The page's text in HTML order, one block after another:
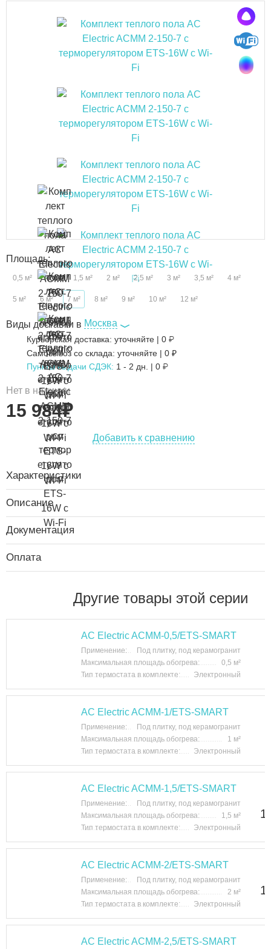
Площадь:
0,5 м² 1 м² 1,5 м² 2 м² 2,5 м² 3 м² 3,5 м² 4 м²
5 м² 6 м² 7 м² 8 м² 9 м² 10 м² 12 м²
Виды доставки в Москва
Курьерская доставка: уточняйте | 0 ₽
Самовывоз со склада: уточняйте | 0 ₽
Пункты выдачи СДЭК: 1 - 2 дн. | 0 ₽
Нет в наличии
15 984₽
Добавить к сравнению
Характеристики
Описание
Документация
Оплата
Другие товары этой серии
AC Electric ACMM-0,5/ETS-SMART
Применение:
Под плитку, под керамогранит
Максимальная площадь обогрева:
0,5 м²
Тип термостата в комплекте:
Электронный
AC Electric ACMM-1/ETS-SMART
Применение:
Под плитку, под керамогранит
Максимальная площадь обогрева:
1 м²
Тип термостата в комплекте:
Электронный
AC Electric ACMM-1,5/ETS-SMART
Применение:
Под плитку, под керамогранит
Максимальная площадь обогрева:
1,5 м²
Тип термостата в комплекте:
Электронный
AC Electric ACMM-2/ETS-SMART
Применение:
Под плитку, под керамогранит
Максимальная площадь обогрева:
2 м²
Тип термостата в комплекте:
Электронный
AC Electric ACMM-2,5/ETS-SMART